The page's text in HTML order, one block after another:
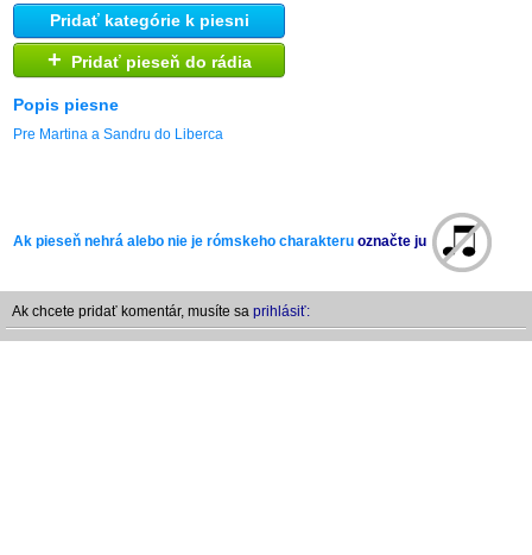
Pridať kategórie k piesni
+ Pridať pieseň do rádia
Popis piesne
Pre Martina a Sandru do Liberca
Ak pieseň nehrá alebo nie je rómskeho charakteru označte ju
Ak chcete pridať komentár, musíte sa prihlásiť: